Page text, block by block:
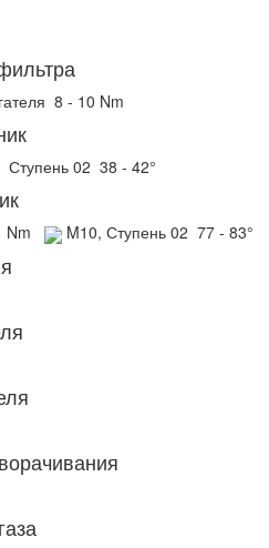
8 - 10 Nm
Ступень 02 38 - 42°
Nm M10, Ступень 02 77 - 83°